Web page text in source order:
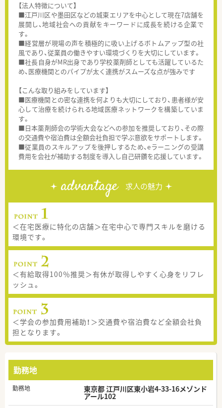
【法人特徴について】
■江戸川区や墨田区などの城東エリアを中心として現在7店舗を
展開し、地域社会への貢献をキーワードに成長を続ける企業で
す。
■経営層が現場の声を積極的に吸い上げるボトムアップ型の社
風であり、従業員の働きやすい環境づくりを大切にしています。
■社長自身がMR出身であり学校薬剤師としても活躍しているた
め、医療機関とのパイプが太く連携がスムーズな点が強みです
【こんな取り組みをしています】
■医療機関との密な連携を何よりも大切にしており、患者様が安
心して治療を続けられる地域医療ネットワークを構築していま
す。
■日本薬剤師会の学術大会などへの参加を推奨しており、その際
の交通費や宿泊費は全額会社負担で学ぶ意欲をサポートします。
■従業員のスキルアップを後押しするため、eラーニングの受講
費用を会社が補助する制度を導入し自己研鑽を応援しています。
advantage 求人の魅力
＜在宅医療に特化の店舗＞在宅中心で専門スキルを磨ける
環境です。
＜有給取得100％推奨＞有休が取得しやすく心身をリフレ
ッシュ。
＜学会の参加費用補助！＞交通費や宿泊費など全額会社負
担となります。
勤務地
勤務地 東京都 江戸川区東小岩4-33-16メゾンド
アール102